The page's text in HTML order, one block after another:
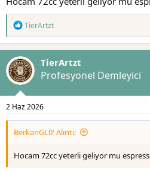
T
p
k
i
l
e
TierArtzt
TierArtzt
Profesyonel Demleyici
2 Haz 2026
BerkanGL0' Alıntı:
Hocam 72cc yeterli geliyor mu